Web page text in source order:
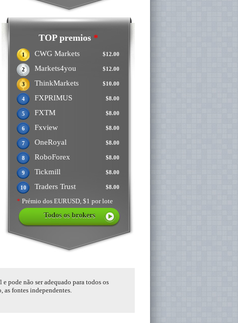
TOP premios *
$12.00
1 CWG Markets
$12.00
2 Markets4you
$10.00
3 ThinkMarkets
$8.00
4 FXPRIMUS
$8.00
5 FXTM
$8.00
6 Fxview
$8.00
7 OneRoyal
$8.00
8 RoboForex
$8.00
9 Tickmill
$8.00
10 Traders Trust
* Prémio dos EURUSD, $1 por lote
Todos os brokers
pode não ser adequado para todos os
as fontes independentes.